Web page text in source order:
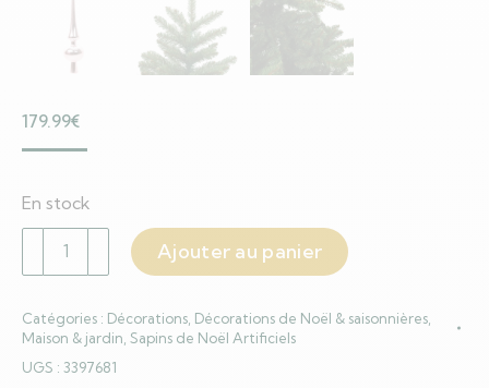
179.99€
En stock
quantité
de
Noël
Artificiel
Ajouter au panier
Catégories : Décorations Décorations de Noël & saisonnières
Maison & jardin Sapins de Noël Artificiels
UGS : 3397681